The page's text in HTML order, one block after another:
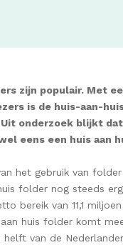
zijn populair. Met
is de huis-aan-
onderzoek blijkt
eens een huis aan
het gebruik van
folder nog steeds
bereik van 11,1
huis folder komt
helft van de